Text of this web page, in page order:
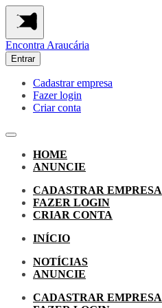
Encontra Araucária
Entrar
Cadastrar empresa
Fazer login
Criar conta
HOME
ANUNCIE
CADASTRAR EMPRESA
FAZER LOGIN
CRIAR CONTA
INÍCIO
NOTÍCIAS
ANUNCIE
CADASTRAR EMPRESA